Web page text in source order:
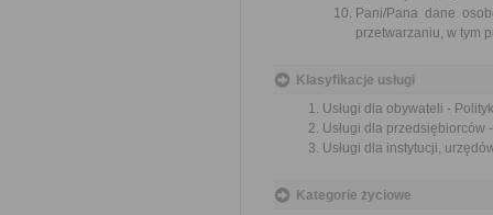
Pani/Pana dane
przetwarzaniu, w tym
Klasyfikacje usługi
Usługi dla obywateli -
Usługi dla przedsiębiorców
Usługi dla instytucji,
Kategorie życiowe